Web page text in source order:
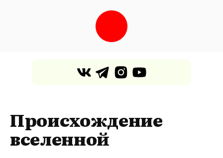
Происхождение
вселенной